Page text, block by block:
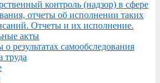
контроль (надзор) в сфере
отчеты об исполнении таких
Отчеты и их исполнение.
акты
о результатах самообследования
труда